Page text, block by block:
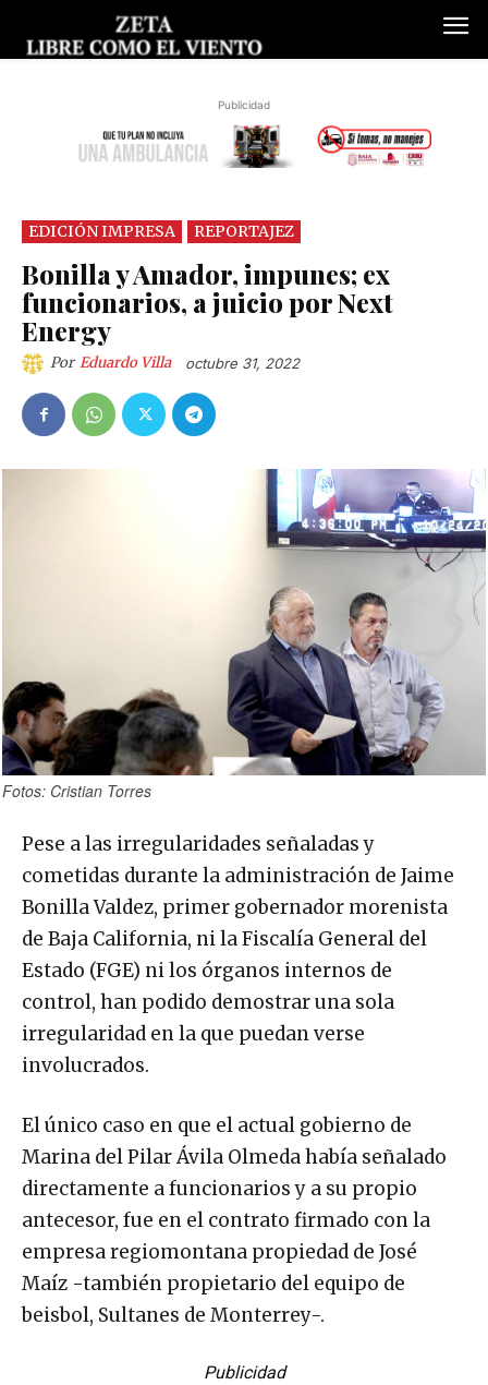
Publicidad
EDICIÓN IMPRESA REPORTAJEZ
Bonilla y Amador, impunes; ex
funcionarios, a juicio por Next
Energy
Por Eduardo Villa octubre 31, 2022
Fotos: Cristian Torres
Pese a las irregularidades señaladas y
cometidas durante la administración de Jaime
Bonilla Valdez, primer gobernador morenista
de Baja California, ni la Fiscalía General del
Estado (FGE) ni los órganos internos de
control, han podido demostrar una sola
irregularidad en la que puedan verse
involucrados.
El único caso en que el actual gobierno de
Marina del Pilar Ávila Olmeda había señalado
directamente a funcionarios y a su propio
antecesor, fue en el contrato firmado con la
empresa regiomontana propiedad de José
Maíz -también propietario del equipo de
beisbol, Sultanes de Monterrey-.
Publicidad